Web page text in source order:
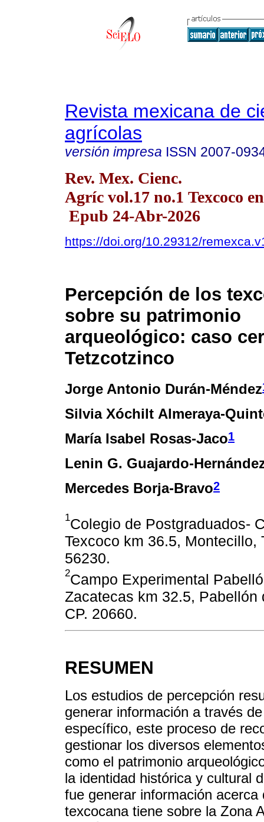
Revista mexicana de
agrícolas
versión impresa ISSN 2007-
Rev. Mex. Cienc.
Agríc vol.17 no.1 Texcoco
Epub 24-Abr-2026
https://doi.org/10.29312/
Percepción de los
sobre su patrimonio
arqueológico: caso
Tetzcotzinco
Jorge Antonio Durán-Méndez
Silvia Xóchilt Almeraya-
María Isabel Rosas-Jaco1
Lenin G. Guajardo-
Mercedes Borja-Bravo2
1Colegio de Postgraduados-
Texcoco km 36.5, Montecillo,
56230.
2Campo Experimental
Zacatecas km 32.5,
CP. 20660.
RESUMEN
Los estudios de percepción
generar información a través
específico, este proceso de
gestionar los diversos
como el patrimonio
la identidad histórica y cultural
fue generar información
texcocana tiene sobre la Zona